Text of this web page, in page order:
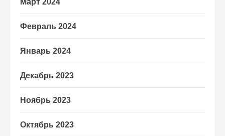
Март 2024
Февраль 2024
Январь 2024
Декабрь 2023
Ноябрь 2023
Октябрь 2023